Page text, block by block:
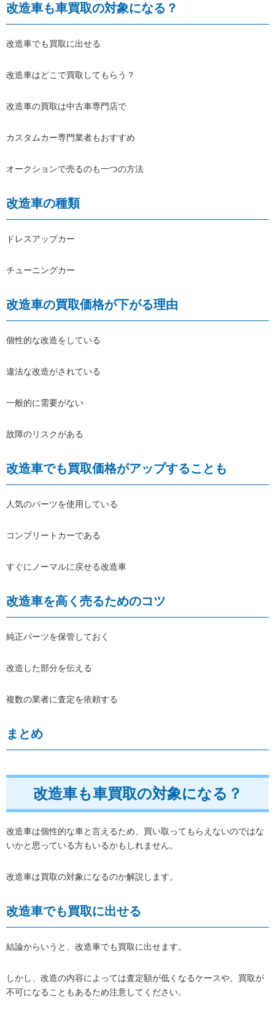
改造車も車買取の対象になる？
改造車でも買取に出せる
改造車はどこで買取してもらう？
改造車の買取は中古車専門店で
カスタムカー専門業者もおすすめ
オークションで売るのも一つの方法
改造車の種類
ドレスアップカー
チューニングカー
改造車の買取価格が下がる理由
個性的な改造をしている
違法な改造がされている
一般的に需要がない
故障のリスクがある
改造車でも買取価格がアップすることも
人気のパーツを使用している
コンプリートカーである
すぐにノーマルに戻せる改造車
改造車を高く売るためのコツ
純正パーツを保管しておく
改造した部分を伝える
複数の業者に査定を依頼する
まとめ
改造車も車買取の対象になる？
改造車は個性的な車と言えるため、買い取ってもらえないのではな
いかと思っている方もいるかもしれません。
改造車は買取の対象になるのか解説します。
改造車でも買取に出せる
結論からいうと、改造車でも買取に出せます。
しかし、改造の内容によっては査定額が低くなるケースや、買取が
不可になることもあるため注意してください。